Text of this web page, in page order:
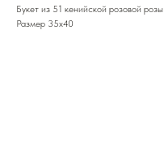
Букет из 51 кенийской розовой розы
Размер 35х40